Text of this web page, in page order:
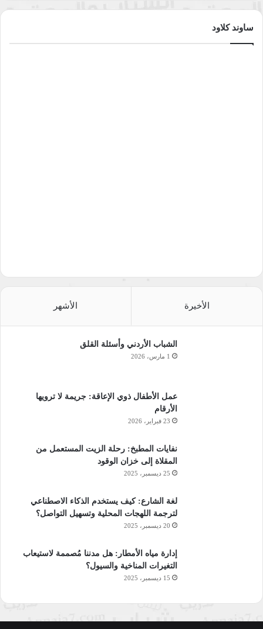
ساوند كلاود
الأخيرة الأشهر
الشباب الأردني وأسئلة القلق
1 مارس، 2026
عمل الأطفال ذوي الإعاقة: جريمة لا ترويها
الأرقام
23 فبراير، 2026
نفايات المطبخ: رحلة الزيت المستعمل من
المقلاة إلى خزان الوقود
25 ديسمبر، 2025
لغة الشارع: كيف يستخدم الذكاء الاصطناعي
لترجمة اللهجات المحلية وتسهيل التواصل؟
20 ديسمبر، 2025
إدارة مياه الأمطار: هل مدننا مُصممة لاستيعاب
التغيرات المناخية والسيول؟
15 ديسمبر، 2025